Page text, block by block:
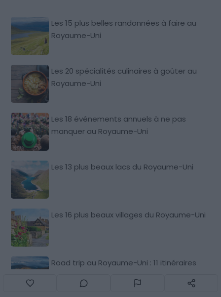
Les 15 plus belles randonnées à faire au
Royaume-Uni
Les 20 spécialités culinaires à goûter au
Royaume-Uni
Les 18 événements annuels à ne pas
manquer au Royaume-Uni
Les 13 plus beaux lacs du Royaume-Uni
Les 16 plus beaux villages du Royaume-Uni
Road trip au Royaume-Uni : 11 itinéraires